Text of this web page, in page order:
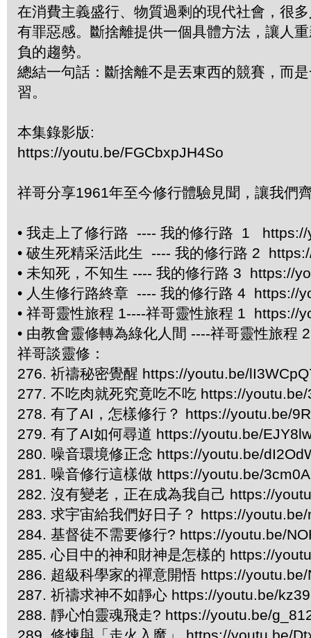
在消費主義盛行、物質過剩的現代社會，很
有罪惡感。斷捨離提供一個具體方法，讓人
負的趨勢。
總結一句話：斷捨離不是丟東西的競賽，而
習。
本集錄影版:
https://youtu.be/FGCbxpJH4So
祥哥分享1961年至今修行體驗見聞，讓我們
• 我走上了修行路 ---- 我的修行路 1
• 破生死精采活此生 ---- 我的修行路 2
• 未知死，不知生 ---- 我的修行路 3 https://
• 人生修行路終章 ---- 我的修行路 4 https://
• 祥哥靈性旅程 1----祥哥靈性旅程 1 https://
• 由教會靈修轉為綠化人間 ----祥哥靈性旅
祥哥談靈修：
276. 祈禱秘密覺醒 https://youtu.be/
277. 不吃肉就死究竟吃不吃 https://
278. 有了AI，怎樣修行？ https://youtu.be/
279. 有了AI如何尋道 https://youtu.be/
280. 噪音環境修正念 https://youtu.be/
281. 噪音修行這樣做 https://youtu.be/
282. 沒有變老，正在成為我自己 https://
283. 求宇宙給我們好日子？ https://
284. 基督徒不需要修行? https://youtu.be/
285. 心目中的神和財神是怎樣的 https://
286. 超級科學家的禪意開悟 https://youtu.be/
287. 祈禱求神不如靜心 https://youtu.be/
288. 靜心怕靈魂飛走? https://youtu.be/